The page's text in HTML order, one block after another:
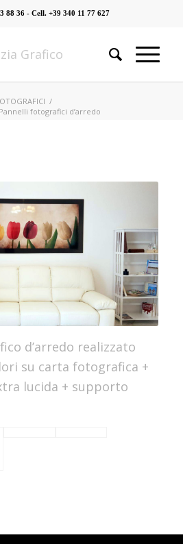
88 36 - Cell. +39 340 11 77 627
/
Pannelli fotografici d’arredo
d’arredo realizzato
su carta fotografica +
lucida + supporto